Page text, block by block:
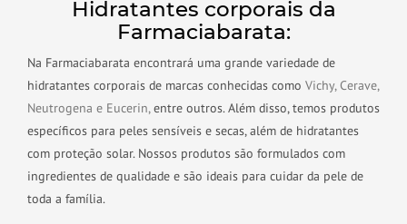
Hidratantes corporais da
Farmaciabarata:
Na Farmaciabarata encontrará uma grande variedade de
hidratantes corporais de marcas conhecidas como Vichy,Cerave,
Neutrogena e Eucerin,entre outros. Além disso, temos produtos
específicos para peles sensíveis e secas, além de hidratantes
com proteção solar. Nossos produtos são formulados com
ingredientes de qualidade e são ideais para cuidar da pele de
toda a família.